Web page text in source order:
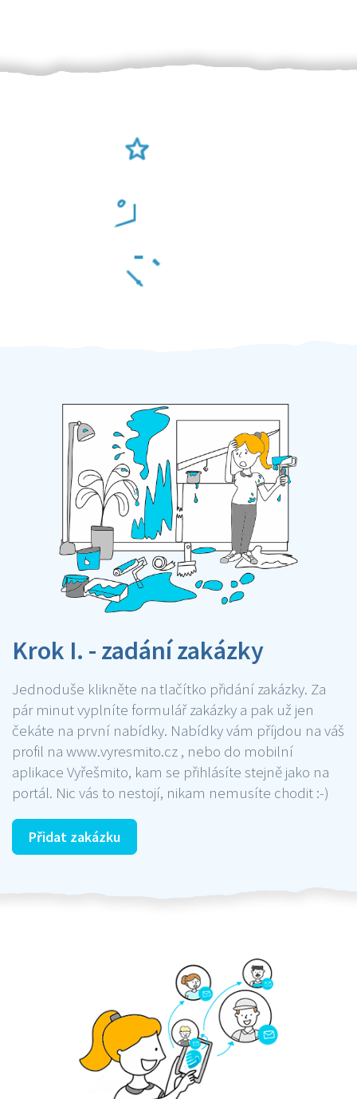
Krok I. - zadání zakázky
Jednoduše klikněte na tlačítko přidání zakázky. Za
pár minut vyplníte formulář zakázky a pak už jen
čekáte na první nabídky. Nabídky vám příjdou na váš
profil na www.vyresmito.cz , nebo do mobilní
aplikace Vyřešmito, kam se přihlásíte stejně jako na
portál. Nic vás to nestojí, nikam nemusíte chodit :-)
Přidat zakázku